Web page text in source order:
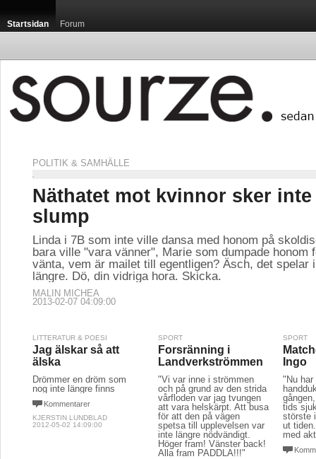
Startsidan Forum
POLITIK & SAMHÄLLE
Näthatet mot kvinnor sker inte
slump
Linda i 7B som inte ville dansa med honom på
bara ville "vara vänner", Marie som dumpade honom
vänta, vem är mailet till egentligen? Äsch, det spelar
längre. Dö, din vidriga hora. Skicka.
MALIN MICHEA
2013-02-07 04:09:00
LITTERATUR & POESI
Jag älskar så att
älska
Drömmer en dröm som
nog inte längre finns
Kommentarer
KJERSTIN LUNDBLAD
2012-05-02 14:09:00
SPORT
Forsränning i
Landverkströmmen
"Vi var inne i strömmen
och på grund av den strida
vårfloden var jag tvungen
att vara helskärpt. Att busa
för att den på vägen
spetsa till upplevelsen var
inte längre nödvändigt.
Höger fram! Vänster back!
Alla fram PADDLA!!!"
SPORT
Ingo
"Nu
tids
störste
ut
med